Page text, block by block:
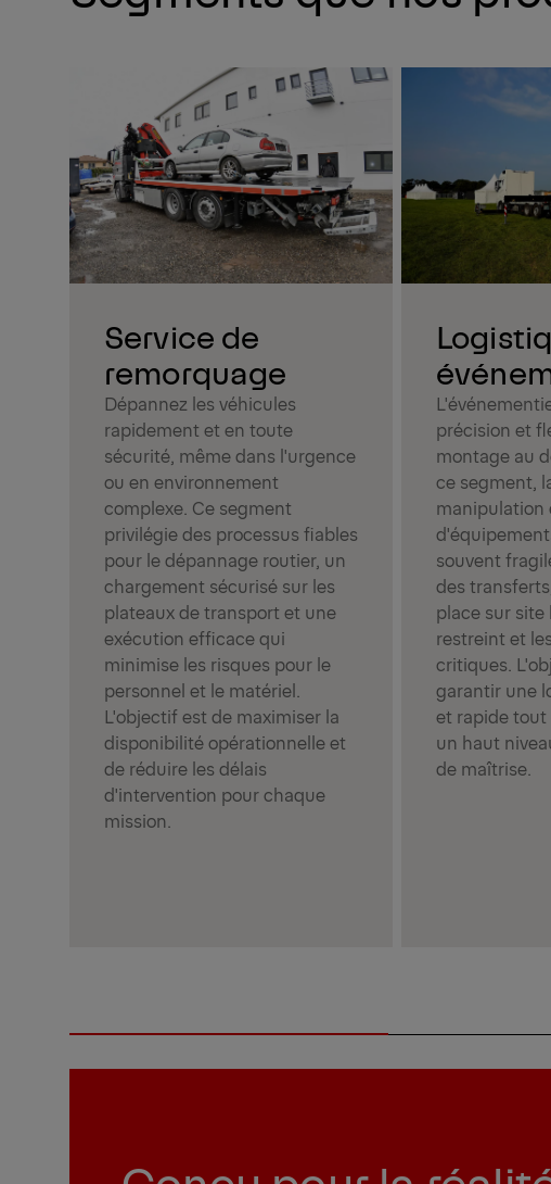
Service de
remorquage
Dépannez les véhicules
rapidement et en toute
sécurité, même dans l'urgence
ou en environnement
complexe. Ce segment
privilégie des processus fiables
pour le dépannage routier, un
chargement sécurisé sur les
plateaux de transport et une
exécution efficace qui
minimise les risques pour le
personnel et le matériel.
L'objectif est de maximiser la
disponibilité opérationnelle et
de réduire les délais
d'intervention pour chaque
mission.
précision et
montage au
ce segment,
manipulation
souvent
des
place sur site
restreint et
critiques.
garantir une
et rapide
un haut
de maîtrise.